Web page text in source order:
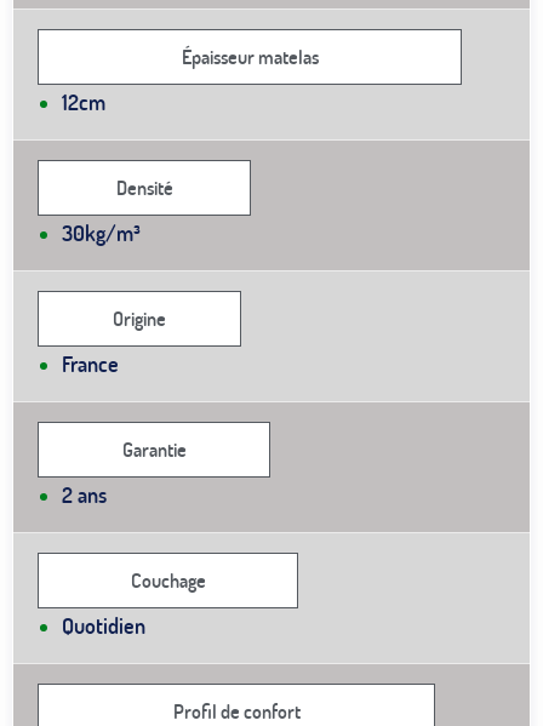
Épaisseur matelas
12cm
Densité
30kg/m³
Origine
France
Garantie
2 ans
Couchage
Quotidien
Profil de confort